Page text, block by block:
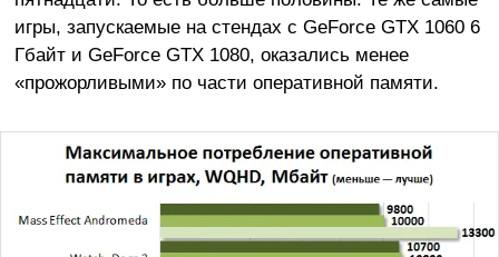
игры, запускаемые на стендах с GeForce GTX 1060 6
Гбайт и GeForce GTX 1080, оказались менее
«прожорливыми» по части оперативной памяти.